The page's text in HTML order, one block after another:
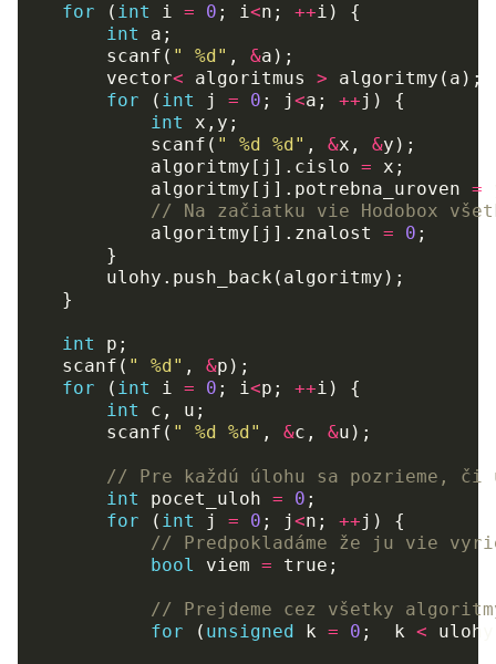
for ( int i = 0 ; i<n ; ++i )
{
int
a ;
scanf ( " %d" , &a );
vector< algoritmus > algoritmy ( a );
for
( int j = 0 ; j<a ; ++j )
{
int
x , y ;
scanf ( " %d %d" , &x , &y );
algoritmy [ j ]. cislo = x ;
algoritmy [ j ]. potrebna_uroven =
// Na začiatku vie Hodobox
algoritmy [ j ]. znalost = 0 ;
}
ulohy . push_back ( algoritmy );
}
int p ;
scanf ( " %d" , &p );
for
( int i = 0 ; i<p ; ++i )
{
int
c , u ;
scanf ( " %d %d" , &c , &u );
// Pre každú úlohu sa pozrieme, či
int
pocet_uloh = 0 ;
for
( int j = 0 ; j<n ; ++j )
{
// Predpokladáme že ju vie
bool
viem = true ;
// Prejdeme cez všetky
for
( unsigned k = 0 ; k < ulohy